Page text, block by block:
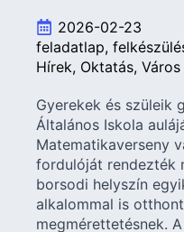
2026-02-23
feladatlap
Hírek Oktatás Város
Gyerekek és szüleik
Általános Iskola
Matematikaverseny
fordulóját rendezték
borsodi helyszín
alkalommal is
megmérettetésnek.